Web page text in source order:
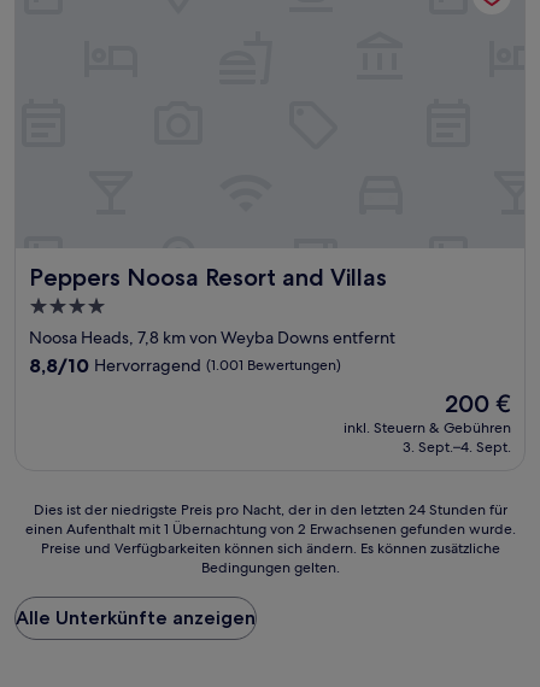
Peppers Noosa Resort and Villas
Peppers Noosa Resort and Villas
4.0-
Sterne-
Unterkunft
Noosa Heads, 7,8 km von Weyba Downs entfernt
8.8
8,8/10 Hervorragend (1.001 Bewertungen)
Der
Preis
beträgt
200 €
inkl. Steuern & Gebühren
3. Sept.–4. Sept.
Dies
ist
Preis
pro
Nacht,
Dies ist der niedrigste Preis pro Nacht, der in den letzten 24 Stunden für
einen Aufenthalt mit 1 Übernachtung von 2 Erwachsenen gefunden wurde.
Preise und Verfügbarkeiten können sich ändern. Es können zusätzliche
Bedingungen gelten.
Alle Unterkünfte anzeigen